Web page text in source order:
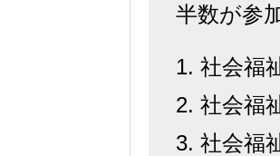
半数が参
1. 社会福
2. 社会福
3. 社会福